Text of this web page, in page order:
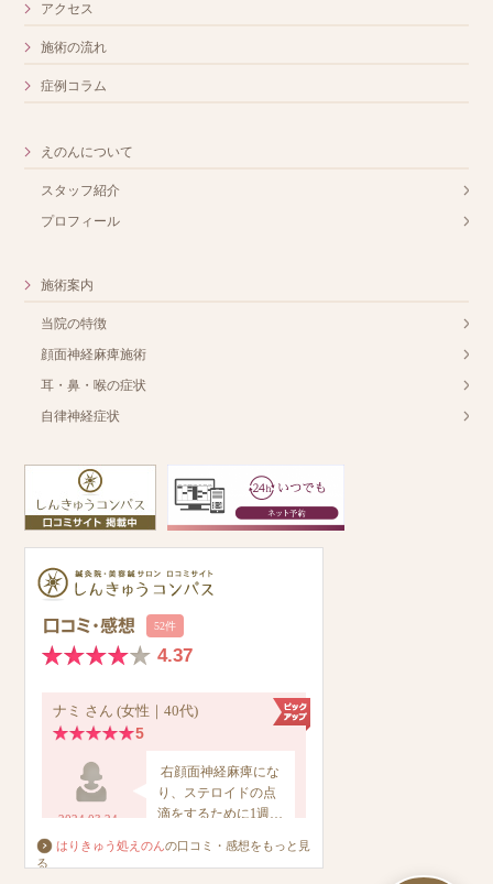
アクセス
施術の流れ
症例コラム
えのんについて
スタッフ紹介
プロフィール
施術案内
当院の特徴
顔面神経麻痺施術
耳・鼻・喉の症状
自律神経症状
はりきゅう処えのんの口コミ・感想をもっと見
る